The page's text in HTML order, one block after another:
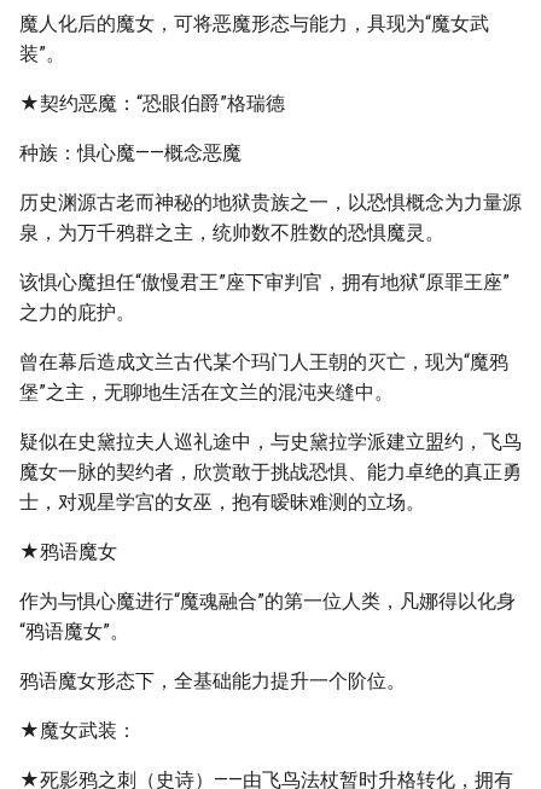
魔人化后的魔女，可将恶魔形态与能力，具现为“魔女武
装”。
★契约恶魔：“恐眼伯爵”格瑞德
种族：惧心魔——概念恶魔
历史渊源古老而神秘的地狱贵族之一，以恐惧概念为力量源
泉，为万千鸦群之主，统帅数不胜数的恐惧魔灵。
该惧心魔担任“傲慢君王”座下审判官，拥有地狱“原罪王座”
之力的庇护。
曾在幕后造成文兰古代某个玛门人王朝的灭亡，现为“魔鸦
堡”之主，无聊地生活在文兰的混沌夹缝中。
疑似在史黛拉夫人巡礼途中，与史黛拉学派建立盟约，飞鸟
魔女一脉的契约者，欣赏敢于挑战恐惧、能力卓绝的真正勇
士，对观星学宫的女巫，抱有暧昧难测的立场。
★鸦语魔女
作为与惧心魔进行“魔魂融合”的第一位人类，凡娜得以化身
“鸦语魔女”。
鸦语魔女形态下，全基础能力提升一个阶位。
★魔女武装：
★死影鸦之刺（史诗）——由飞鸟法杖暂时升格转化，拥有